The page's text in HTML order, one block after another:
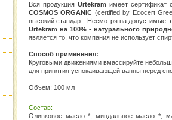
Вся продукция Urtekram имеет сертификат
COSMOS ORGANIC (certified by Ecocert
высокий стандарт. Несмотря на допустимые
Urtekram на 100% - натурального
является то, что компания не использует
Способ применения:
Круговыми движениями вмассируйте
для принятия успокаивающей ванны перед
Объем: 100 мл
Состав:
Оливковое масло *, миндальное масло *,